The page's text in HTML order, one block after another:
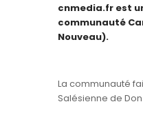
cnmedia.fr est
communauté
Nouveau).
La communauté
Salésienne de